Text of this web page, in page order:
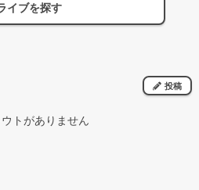
イブを探す
投稿
ウトがありません